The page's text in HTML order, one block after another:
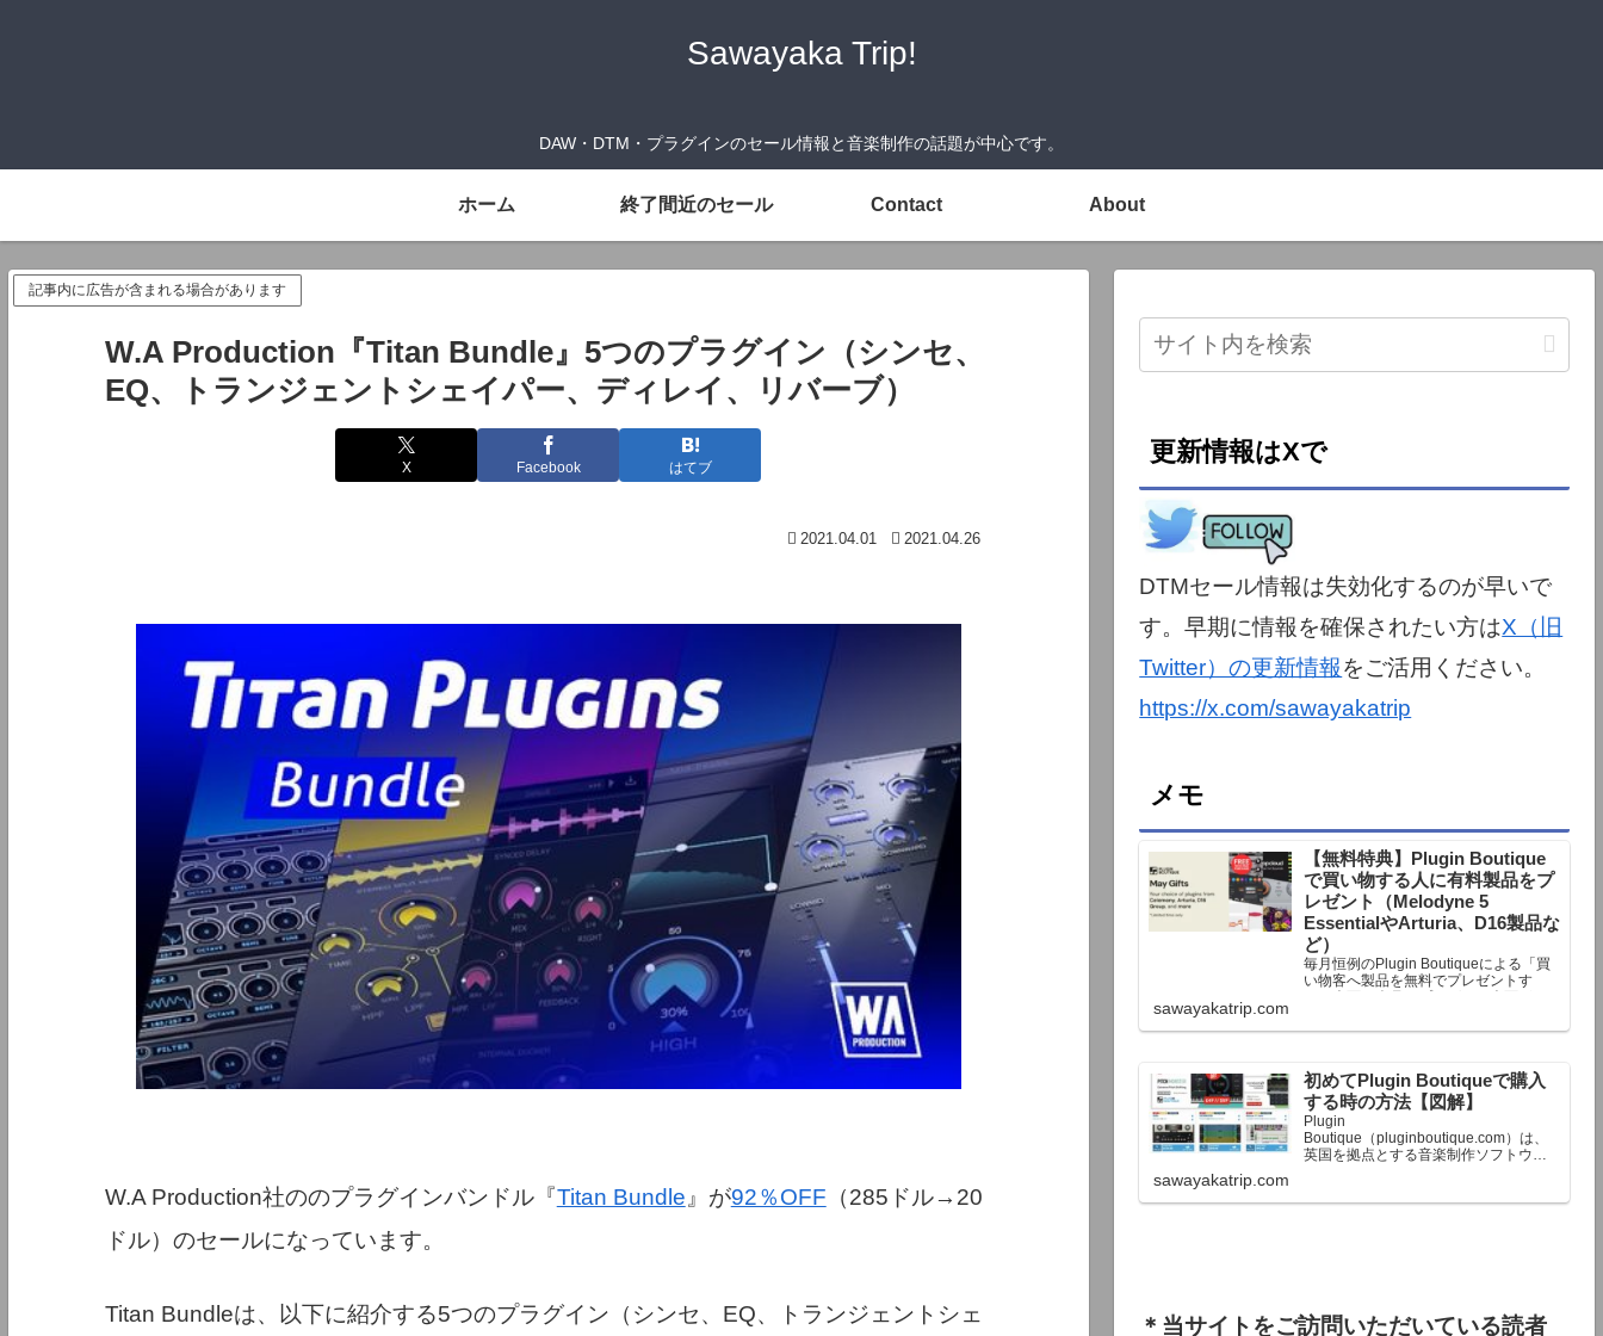
Sawayaka Trip!
DAW・DTM・プラグインのセール情報と音楽制作の話題が中心です。
ホーム 終了間近のセール Contact About
記事内に広告が含まれる場合があります
W.A Production『Titan Bundle』5つのプラグイン（シンセ、
EQ、トランジェントシェイパー、ディレイ、リバーブ）
X Facebook はてブ
2021.04.01 2021.04.26
W.A Production社ののプラグインバンドル『Titan Bundle 』が92％OFF （285ドル→20
ドル）のセールになっています。
Titan Bundleは、以下に紹介する5つのプラグイン（シンセ、EQ、トランジェントシェ
更新情報はXで
DTMセール情報は失効化するのが早いで
す。早期に情報を確保されたい方はX（旧
Twitter）の更新情報をご活用ください。
https://x.com/sawayakatrip
メモ
【無料特典】Plugin Boutique
で買い物する人に有料製品をプ
レゼント（Melodyne 5
EssentialやArturia、D16製品な
ど）
毎月恒例のPlugin Boutiqueによる「買
い物客へ製品を無料でプレゼントす
る」企画。今月もプレゼント企画が用
定額以上のお金を出して何かを購入す
終了予定日：日本時間：6/1（月…
sawayakatrip.com
初めてPlugin Boutiqueで購入
する時の方法【図解】
Plugin
Boutique（pluginboutique.com）は、
英国を拠点とする音楽制作ソフトウェ
で、世界中のミュージシャンに利用さ
sawayakatrip.com
＊当サイトをご訪問いただいている読者